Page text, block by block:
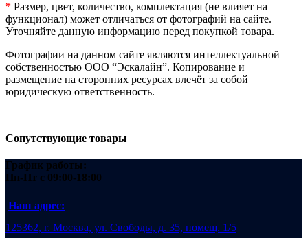
W=36мм.
* Размер, цвет, количество, комплектация (не влияет на
функционал) может отличаться от фотографий на сайте.
Уточняйте данную информацию перед покупкой товара.
Фотографии на данном сайте являются интеллектуальной
собственностью ООО “Эскалайн”. Копирование и
размещение на сторонних ресурсах влечёт за собой
юридическую ответственность.
Сопутствующие товары
График работы:
Пн-Пт с 09:00-18:00
Наш адрес:
125362, г. Москва, ул. Свободы, д. 35, помещ. 1/5